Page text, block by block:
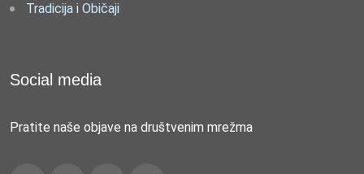
Tradicija i Običaji
Social media
Pratite naše objave na društvenim mrežma